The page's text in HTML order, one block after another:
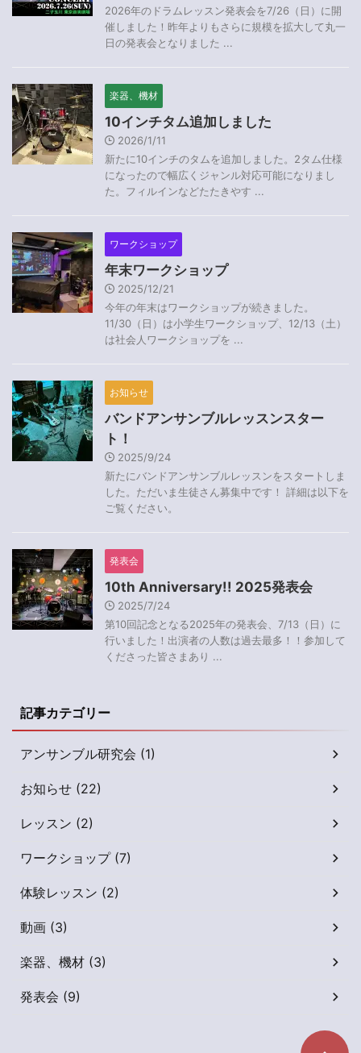
2026年のドラムレッスン発表会を7/26（日）に開
催しました！昨年よりもさらに規模を拡大して丸一
日の発表会となりました ...
楽器、機材
10インチタム追加しました
2026/1/11
新たに10インチのタムを追加しました。2タム仕様
になったので幅広くジャンル対応可能になりまし
た。フィルインなどたたきやす ...
ワークショップ
年末ワークショップ
2025/12/21
今年の年末はワークショップが続きました。
11/30（日）は小学生ワークショップ、12/13（土）
は社会人ワークショップを ...
お知らせ
バンドアンサンブルレッスンスター
ト！
2025/9/24
新たにバンドアンサンブルレッスンをスタートしま
した。ただいま生徒さん募集中です！ 詳細は以下を
ご覧ください。
発表会
10th Anniversary!! 2025発表会
2025/7/24
第10回記念となる2025年の発表会、7/13（日）に
行いました！出演者の人数は過去最多！！参加して
くださった皆さまあり ...
記事カテゴリー
アンサンブル研究会 (1)
お知らせ (22)
レッスン (2)
ワークショップ (7)
体験レッスン (2)
動画 (3)
楽器、機材 (3)
発表会 (9)